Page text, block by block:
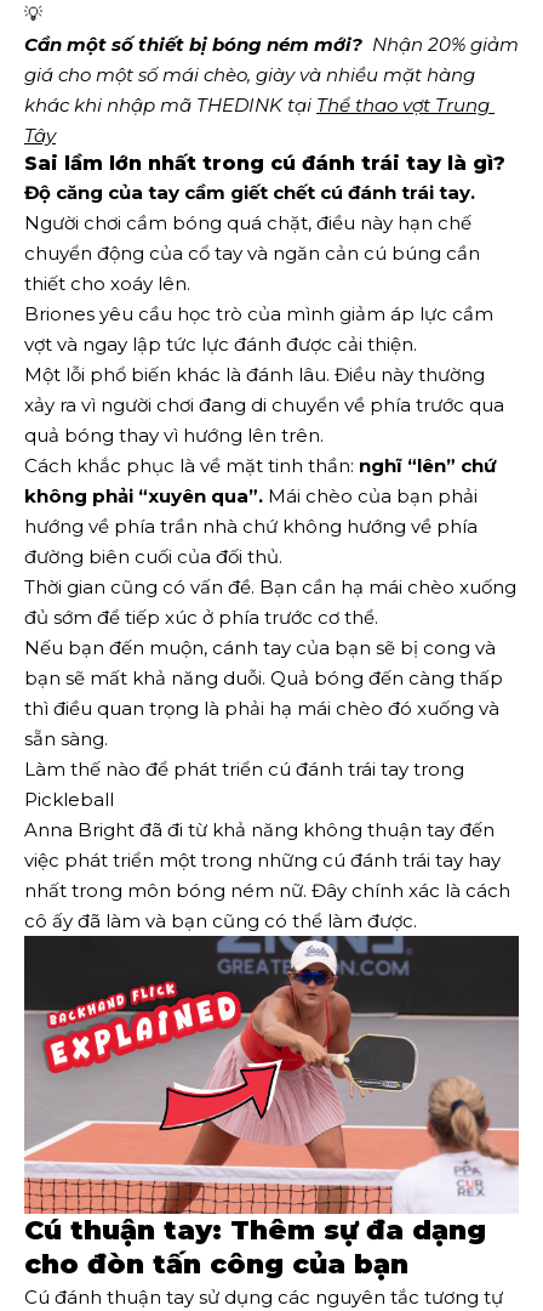
💡
Cần một số thiết bị bóng ném mới?
  Nhận 20% giảm
giá cho một số mái chèo, giày và nhiều mặt hàng
khác khi nhập mã THEDINK tại Thể thao vợt Trung
Tây
Sai lầm lớn nhất trong cú đánh trái tay là gì?
Độ căng của tay cầm giết chết cú đánh trái tay.
Người chơi cầm bóng quá chặt, điều này hạn chế
chuyển động của cổ tay và ngăn cản cú búng cần
thiết cho xoáy lên.
Briones yêu cầu học trò của mình giảm áp lực cầm
vợt và ngay lập tức lực đánh được cải thiện.
Một lỗi phổ biến khác là đánh lâu. Điều này thường
xảy ra vì người chơi đang di chuyển về phía trước qua
quả bóng thay vì hướng lên trên.
Cách khắc phục là về mặt tinh thần: nghĩ “lên” chứ
không phải “xuyên qua”. Mái chèo của bạn phải
hướng về phía trần nhà chứ không hướng về phía
đường biên cuối của đối thủ.
Thời gian cũng có vấn đề. Bạn cần hạ mái chèo xuống
đủ sớm để tiếp xúc ở phía trước cơ thể.
Nếu bạn đến muộn, cánh tay của bạn sẽ bị cong và
bạn sẽ mất khả năng duỗi. Quả bóng đến càng thấp
thì điều quan trọng là phải hạ mái chèo đó xuống và
sẵn sàng.
Làm thế nào để phát triển cú đánh trái tay trong
Pickleball
Anna Bright đã đi từ khả năng không thuận tay đến
việc phát triển một trong những cú đánh trái tay hay
nhất trong môn bóng ném nữ. Đây chính xác là cách
cô ấy đã làm và bạn cũng có thể làm được.
Cú thuận tay: Thêm sự đa dạng
cho đòn tấn công của bạn
Cú đánh thuận tay sử dụng các nguyên tắc tương tự